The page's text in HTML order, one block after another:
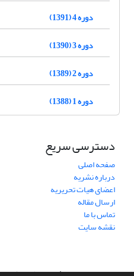
دوره 4 (1391)
دوره 3 (1390)
دوره 2 (1389)
دوره 1 (1388)
دسترسی سریع
صفحه اصلی
درباره نشریه
اعضای هیات تحریریه
ارسال مقاله
تماس با ما
نقشه سایت